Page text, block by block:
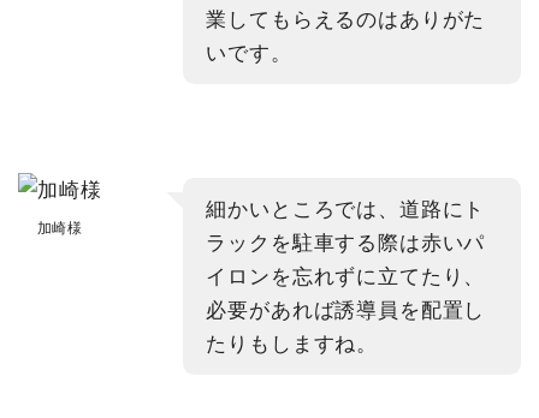
業してもらえるのはありがた
いです。
加崎様
細かいところでは、道路にト
ラックを駐車する際は赤いパ
イロンを忘れずに立てたり、
必要があれば誘導員を配置し
たりもしますね。